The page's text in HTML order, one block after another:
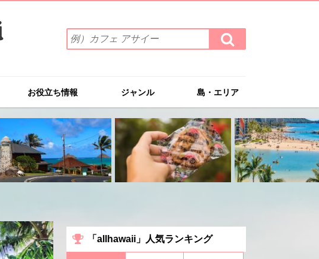
索
ワ
を
入
力
(例）
カ
フ
ェ
イ
ー
検
索
す
お役立ち情報 ジャンル 島・エリア
「allhawaii」人気ランキング